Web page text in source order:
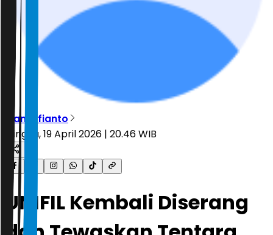
Rian Alfianto
Minggu, 19 April 2026 | 20.46 WIB
UNIFIL Kembali Diserang